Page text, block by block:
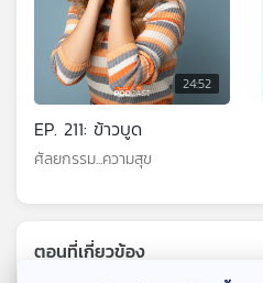
24:52
EP. 211: ข้าวบูด
ศัลยกรรม...ความสุข
ตอนที่เกี่ยวข้อง